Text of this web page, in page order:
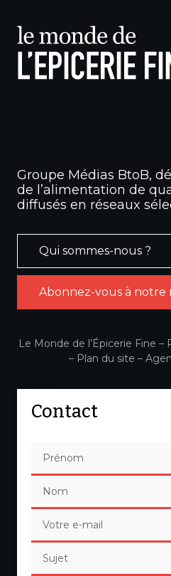
Groupe Médias BtoB,
de l’alimentation de
diffusés en réseaux
Qui sommes-nous ?
Abonnez-vous à notre
Le Monde de l’Épicerie Fine –
– Plan du site –
Contact